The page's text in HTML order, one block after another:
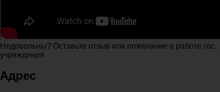
Недовольны? Оставьте отзыв или пожелание о работе гос.
учреждения
Адрес